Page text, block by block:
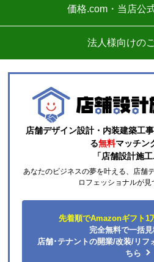
到着等はスムーズでした。
総額的には高くなってしまっ
ずこちらの会社からのリピは
それと商品欄にもう少し細か
方がいいと思いました。
ひらり〜さん
2026年7月26日 12:54
欲しい商品をスムーズに注文でき
予定の期日までに商品が届きまし
価格.com・当店公
法人様向けの
店舗デザイン設計・内装建築工
る無料マッチン
「店舗設計施
あなたのビジネスの夢を叶える、店舗
ロフェッショナルが見
先着順でAmazonギフト1
完全無料で一括見
店舗･テナントの開業/改装/リフ
ちら